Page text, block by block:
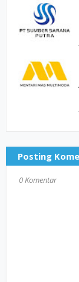
Posting
0 Komentar